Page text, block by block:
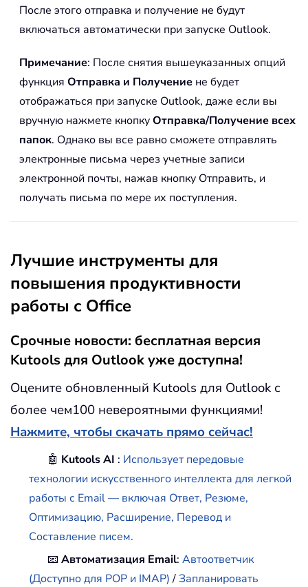
После этого отправка и получение не будут
включаться автоматически при запуске Outlook.
Примечание: После снятия вышеуказанных опций
функция Отправка и Получение не будет
отображаться при запуске Outlook, даже если вы
вручную нажмете кнопкуОтправка/Получение всех
папок. Однако вы все равно сможете отправлять
электронные письма через учетные записи
электронной почты, нажав кнопку Отправить, и
получать письма по мере их поступления.
Лучшие инструменты для
повышения продуктивности
работы с Office
Срочные новости: бесплатная версия
Kutools для Outlook уже доступна!
Оцените обновленный Kutools для Outlook с
более чем100 невероятными функциями!
Нажмите, чтобы скачать прямо сейчас!
🤖 Kutools AI : Использует передовые
технологии искусственного интеллекта для легкой
работы с Email — включая Ответ, Резюме,
Оптимизацию, Расширение, Перевод и
Составление писем.
📧Автоматизация Email:Автоответчик
(Доступно для POP и IMAP)/Запланировать